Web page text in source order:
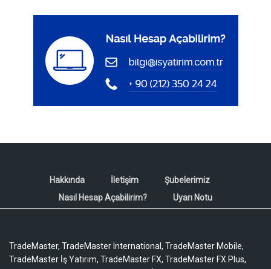
Hakkında İletişim
Şubelerimiz
Nasıl Hesap Açabilirim?
Uyarı Notu
TradeMaster, TradeMaster International, TradeMaster Mobile,
TradeMaster İş Yatırım, TradeMaster FX, TradeMaster FX Plus,